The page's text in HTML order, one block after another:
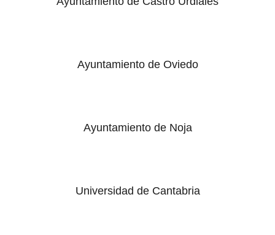
Ayuntamiento de Oviedo
Ayuntamiento de Noja
Universidad de Cantabria